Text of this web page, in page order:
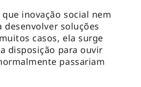
inovação social nem
desenvolver soluções
casos, ela surge
disposição para ouvir
passariam